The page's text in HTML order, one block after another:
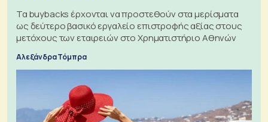
Τα buybacks έρχονται να προστεθούν στα μερίσματα
ως δεύτερο βασικό εργαλείο επιστροφής αξίας στους
μετόχους των εταιρειών στο Χρηματιστήριο Αθηνών
Αλεξάνδρα Τόμπρα